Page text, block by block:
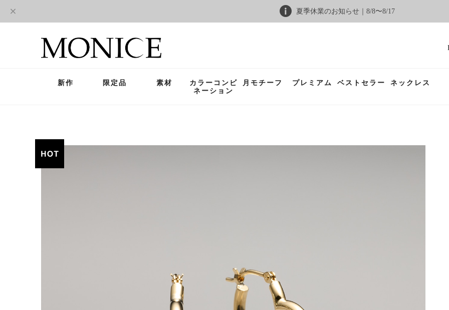
夏季休業のお知らせ｜8/8〜8/17
新作 限定品 素材
カラーコンビ
ネーション
月モチーフ プレミアム ベストセラー ネックレス